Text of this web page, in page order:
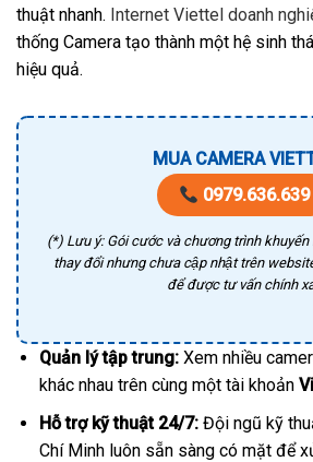
thuật nhanh. Internet Viettel doanh
thống Camera tạo thành một hệ sinh
hiệu quả.
MUA CAMERA
0979.636.639
(*) Lưu ý: Gói cước và chương trình
thay đổi nhưng chưa cập nhật trên
để được tư vấn chính
Quản lý tập trung:Xem nhiều
khác nhau trên cùng một tài khoản
Hỗ trợ kỹ thuật 24/7:Đội ngũ kỹ
Chí Minh luôn sẵn sàng có mặt để